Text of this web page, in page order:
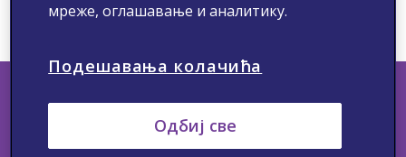
NON-2023-2475
мреже, оглашавање и аналитику.
Подешавања колачића
Одбиј све